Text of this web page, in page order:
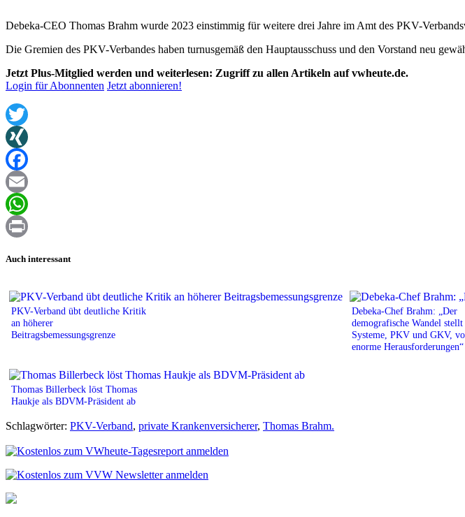
Debeka-CEO Thomas Brahm wurde 2023 einstimmig für weitere drei Jahre im Amt des PKV-
Die Gremien des PKV-Verbandes haben turnusgemäß den Hauptausschuss und den Vorstand neu
Jetzt Plus-Mitglied werden und weiterlesen: Zugriff zu allen Artikeln auf vwheute.de.
Login für Abonnenten Jetzt abonnieren!
Twitter
XING
Facebook
Email
WhatsApp
Auch interessant
PKV-Verband übt deutliche Kritik
an höherer
Beitragsbemessungsgrenze
Debeka-Chef Brahm: „Der
demografische Wandel stellt
Systeme, PKV und GKV,
enorme Herausforderungen“
Thomas Billerbeck löst Thomas
Haukje als BDVM-Präsident ab
Schlagwörter: PKV-Verband, private Krankenversicherer, Thomas Brahm.